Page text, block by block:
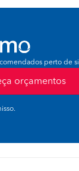
perto de si
orçamentos